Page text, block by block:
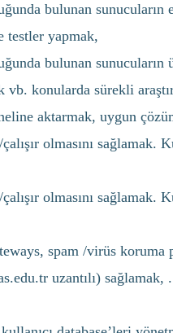
bulunan sunucuların
testler yapmak,
bulunan sunucuların
konularda sürekli
aktarmak, uygun
olmasını
olmasını
spam /virüs koruma
uzantılı)